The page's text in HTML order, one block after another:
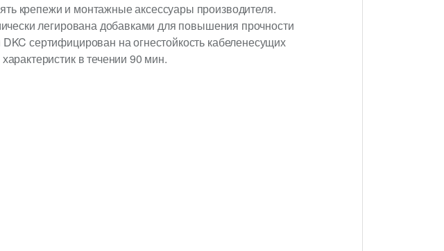
крепежи и монтажные аксессуары производителя.
легирована добавками для повышения прочности
сертифицирован на огнестойкость кабеленесущих
в течении 90 мин.